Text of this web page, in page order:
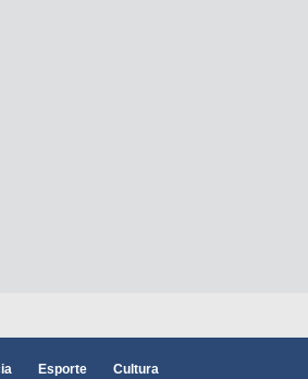
Esporte Cultura